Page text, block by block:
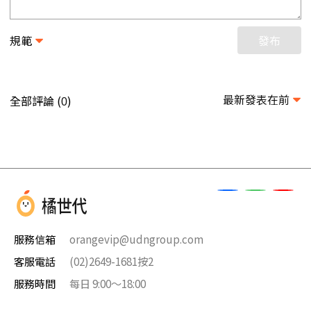
規範 發布
全部評論 (0) 最新發表在前
服務信箱
orangevip@udngroup.com
客服電話
(02)2649-1681按2
服務時間
每日 9:00～18:00